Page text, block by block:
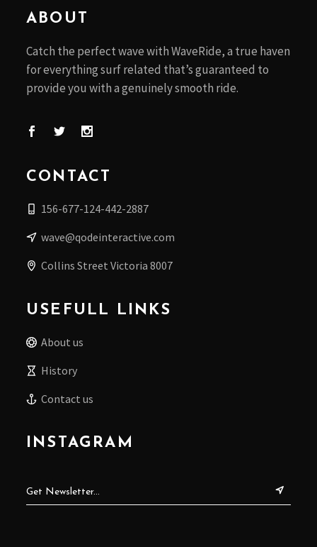
ABOUT
Catch the perfect wave with WaveRide, a true haven
for everything surf related that’s guaranteed to
provide you with a genuinely smooth ride.
CONTACT
156-677-124-442-2887
wave@qodeinteractive.com
Collins Street Victoria 8007
USEFULL LINKS
About us
History
Contact us
INSTAGRAM